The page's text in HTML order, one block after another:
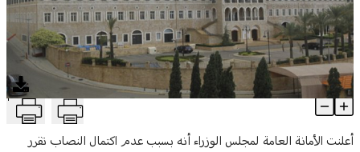
ثقافة ومجتمع
منوعات
بعد اعتصام العسكريين... تأجيل الجلسة الحكومية إلى موعد لاحق T
Article Content
أعلنت الأمانة العامة لمجلس الوزراء أنه بسبب عدم اكتمال النصاب تقرر